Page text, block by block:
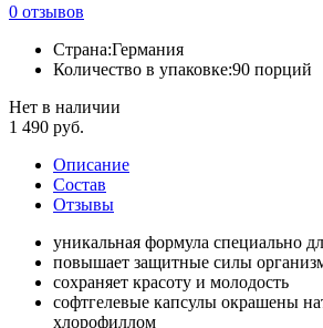
0 отзывов
Страна:Германия
Количество в упаковке:90 порций
Нет в наличии
1 490 руб.
Описание
Cостав
Отзывы
уникальная формула специально
повышает защитные силы
сохраняет красоту и молодость
софтгелевые капсулы окрашены
хлорофиллом